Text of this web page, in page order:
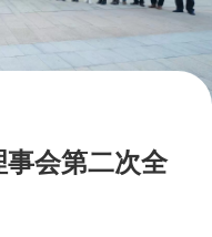
事会第二次全